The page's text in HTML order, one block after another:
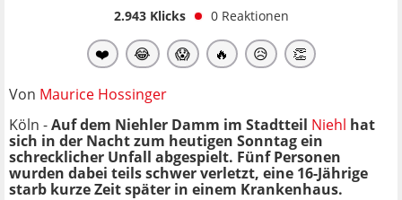
2.943Klicks 0 Reaktionen
❤️ 😂 😱 🔥 😥 👏
Von Maurice Hossinger
Köln -Auf dem Niehler Damm im Stadtteil Niehl hat
sich in der Nacht zum heutigen Sonntag ein
schrecklicher Unfall abgespielt. Fünf Personen
wurden dabei teils schwer verletzt, eine 16-Jährige
starb kurze Zeit später in einem Krankenhaus.